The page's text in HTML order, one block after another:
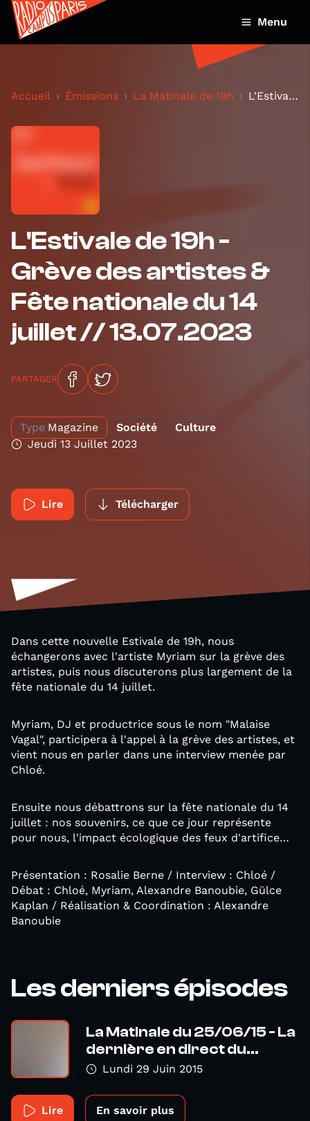
Menu
Accueil Émissions La Matinale de 19h L'Estivale de 19h - Grève des artistes & Fête nati...
L'Estivale de 19h -
Grève des artistes &
Fête nationale du 14
juillet // 13.07.2023
PARTAGER
Type Magazine Société
Culture
Jeudi 13 Juillet 2023
Lire Télécharger
Dans cette nouvelle Estivale de 19h, nous
échangerons avec l'artiste Myriam sur la grève des
artistes, puis nous discuterons plus largement de la
fête nationale du 14 juillet.
Myriam, DJ et productrice sous le nom "Malaise
Vagal", participera à l'appel à la grève des artistes, et
vient nous en parler dans une interview menée par
Chloé.
Ensuite nous débattrons sur la fête nationale du 14
juillet : nos souvenirs, ce que ce jour représente
pour nous, l'impact écologique des feux d'artifice…
Présentation : Rosalie Berne / Interview : Chloé /
Débat : Chloé, Myriam, Alexandre Banoubie, Gülce
Kaplan / Réalisation & Coordination : Alexandre
Banoubie
Les derniers épisodes
La Matinale du 25/06/15 - La
dernière en direct du...
Lundi 29 Juin 2015
Lire En savoir plus